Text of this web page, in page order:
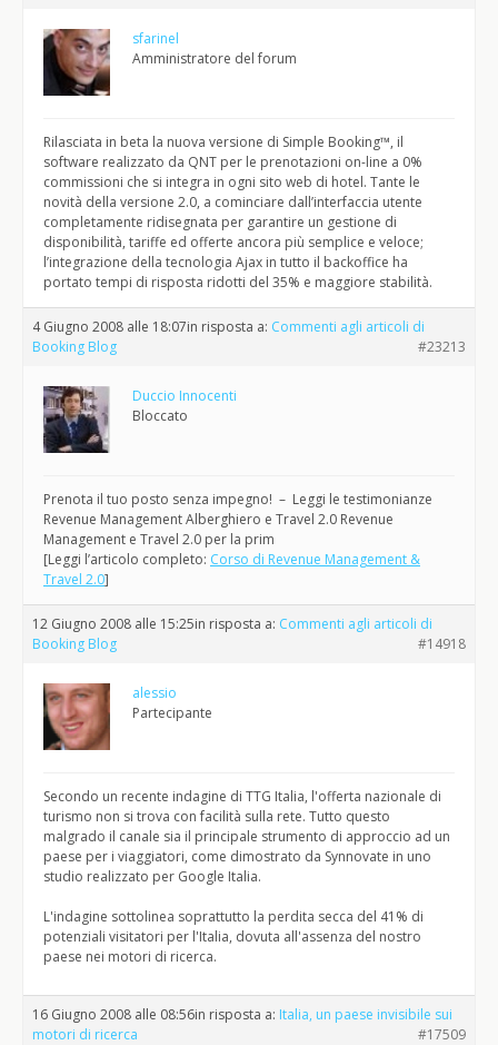
sfarinel
Amministratore del forum
Rilasciata in beta la nuova versione di Simple Booking™, il
software realizzato da QNT per le prenotazioni on-line a 0%
commissioni che si integra in ogni sito web di hotel. Tante le
novità della versione 2.0, a cominciare dall’interfaccia utente
completamente ridisegnata per garantire un gestione di
disponibilità, tariffe ed offerte ancora più semplice e veloce;
l’integrazione della tecnologia Ajax in tutto il backoffice ha
portato tempi di risposta ridotti del 35% e maggiore stabilità.
4 Giugno 2008 alle 18:07in risposta a: Commenti agli articoli di
Booking Blog
#23213
Duccio Innocenti
Bloccato
Prenota il tuo posto senza impegno! – Leggi le testimonianze
Revenue Management Alberghiero e Travel 2.0 Revenue
Management e Travel 2.0 per la prim
[Leggi l’articolo completo: Corso di Revenue Management &
Travel 2.0]
12 Giugno 2008 alle 15:25in risposta a: Commenti agli articoli di
Booking Blog
#14918
alessio
Partecipante
Secondo un recente indagine di TTG Italia, l'offerta nazionale di
turismo non si trova con facilità sulla rete. Tutto questo
malgrado il canale sia il principale strumento di approccio ad un
paese per i viaggiatori, come dimostrato da Synnovate in uno
studio realizzato per Google Italia.
L'indagine sottolinea soprattutto la perdita secca del 41% di
potenziali visitatori per l'Italia, dovuta all'assenza del nostro
paese nei motori di ricerca.
16 Giugno 2008 alle 08:56in risposta a: Italia, un paese invisibile sui
motori di ricerca
#17509